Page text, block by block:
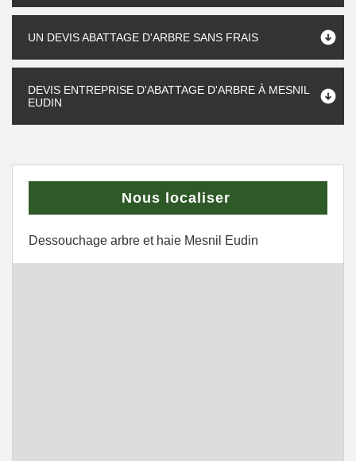
UN DEVIS ABATTAGE D'ARBRE SANS FRAIS
DEVIS ENTREPRISE D'ABATTAGE D'ARBRE À MESNIL
EUDIN
Nous localiser
Dessouchage arbre et haie Mesnil Eudin